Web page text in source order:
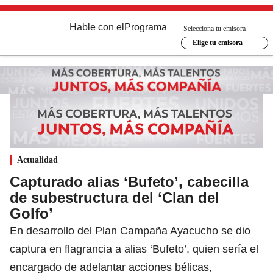
Hable con el Programa
Selecciona tu emisora
Elige tu emisora
Actualidad
Capturado alias ‘Bufeto’, cabecilla
de subestructura del ‘Clan del
Golfo’
En desarrollo del Plan Campaña Ayacucho se dio
captura en flagrancia a alias ‘Bufeto’, quien sería el
encargado de adelantar acciones bélicas,